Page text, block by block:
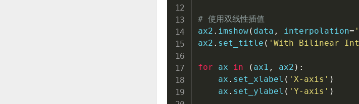
# 使用双线性插值
ax2 . imshow( data , interpolation=
ax2 . set_title ( 'With Bilinear
for ax in ( ax1 , ax2 ) :
    ax
. set_xlabel ( 'X-axis' )
    ax
. set_ylabel ( 'Y-axis' )